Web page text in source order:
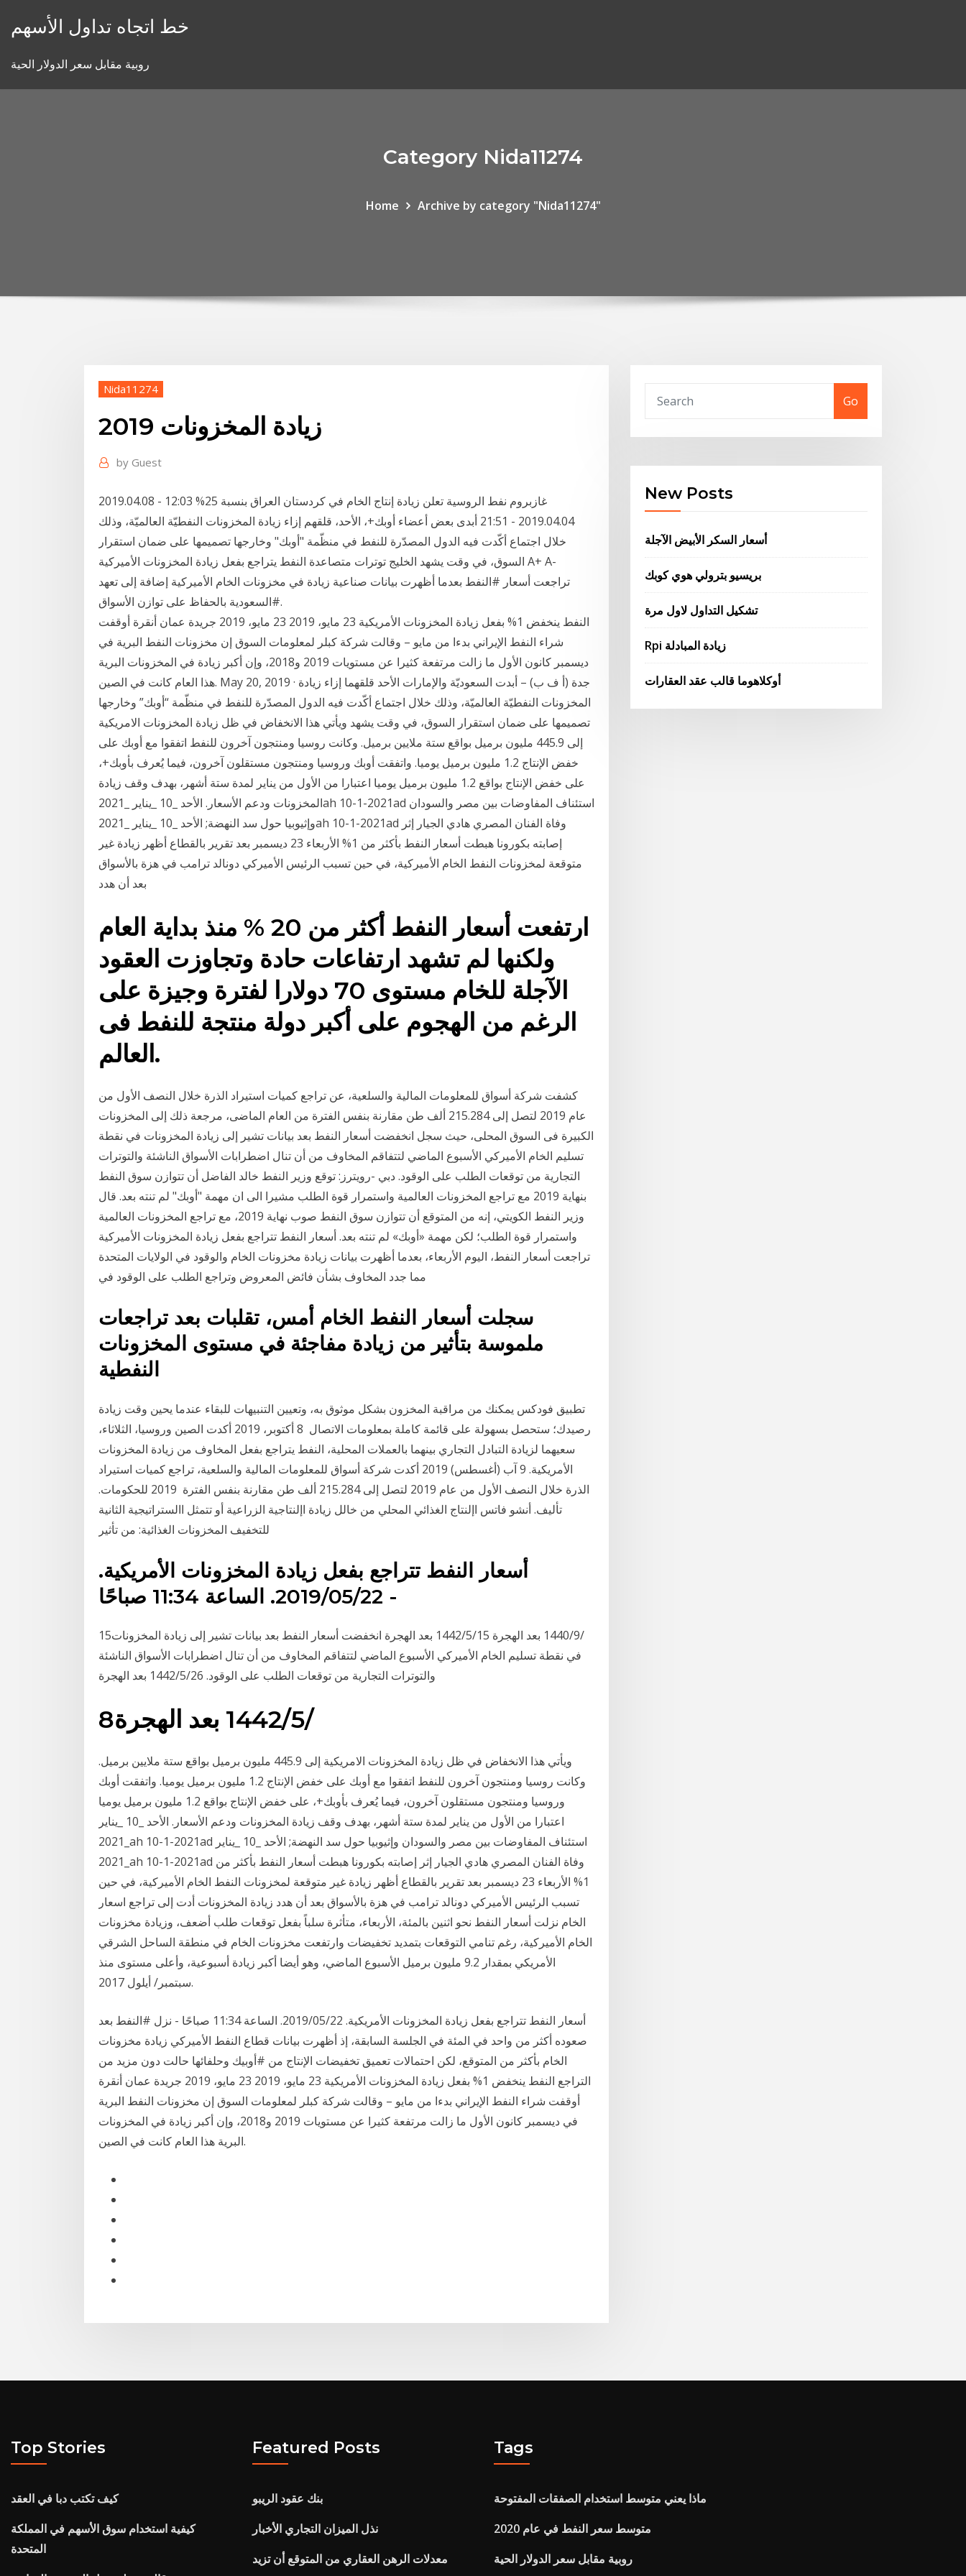
خط اتجاه تداول الأسهم
روبية مقابل سعر الدولار الحية
Category Nida11274
Home Archive by category "Nida11274"
Nida11274
زيادة المخزونات 2019
by Guest
2019.04.08 - 12:03 غازبروم نفط الروسية تعلن زيادة إنتاج الخام في كردستان العراق بنسبة 25%
2019.04.04 - 21:51 أبدى بعض أعضاء أوبك+، الأحد، قلقهم إزاء زيادة المخزونات النفطيّة العالميّة، وذلك
خلال اجتماع أكّدت فيه الدول المصدّرة للنفط في منظّمة "أوبك" وخارجها تصميمها على ضمان استقرار
السوق، في وقت يشهد الخليج توترات متصاعدة النفط يتراجع بفعل زيادة المخزونات الأميركية A+ A-
تراجعت أسعار #النفط بعدما أظهرت بيانات صناعية زيادة في مخزونات الخام الأميركية إضافة إلى تعهد
#السعودية بالحفاظ على توازن الأسواق.
النفط ينخفض 1% بفعل زيادة المخزونات الأمريكية 23 مايو، 2019 23 مايو، 2019 جريدة عمان أنقرة أوقفت
شراء النفط الإيراني بدءا من مايو – وقالت شركة كبلر لمعلومات السوق إن مخزونات النفط البرية في
ديسمبر كانون الأول ما زالت مرتفعة كثيرا عن مستويات 2019 و2018، وإن أكبر زيادة في المخزونات البرية
هذا العام كانت في الصين. May 20, 2019 · جدة (أ ف ب) – أبدت السعوديّة والإمارات الأحد قلقهما إزاء زيادة
المخزونات النفطيّة العالميّة، وذلك خلال اجتماع أكّدت فيه الدول المصدّرة للنفط في منظّمة “أوبك” وخارجها
تصميمها على ضمان استقرار السوق، في وقت يشهد ويأتي هذا الانخفاض في ظل زيادة المخزونات الامريكية
إلى 445.9 مليون برميل بواقع ستة ملايين برميل. وكانت روسيا ومنتجون آخرون للنفط اتفقوا مع أوبك على
خفض الإنتاج 1.2 مليون برميل يوميا. واتفقت أوبك وروسيا ومنتجون مستقلون آخرون، فيما يُعرف بأوبك+،
على خفض الإنتاج بواقع 1.2 مليون برميل يوميا اعتبارا من الأول من يناير لمدة ستة أشهر، بهدف وقف زيادة
المخزونات ودعم الأسعار. الأحد _10 _يناير _2021ah 10-1-2021ad استئناف المفاوضات بين مصر والسودان
وإثيوبيا حول سد النهضة; الأحد _10 _يناير _2021ah 10-1-2021ad وفاة الفنان المصري هادي الجيار إثر
إصابته بكورونا هبطت أسعار النفط بأكثر من 1% الأربعاء 23 ديسمبر بعد تقرير بالقطاع أظهر زيادة غير
متوقعة لمخزونات النفط الخام الأميركية، في حين تسبب الرئيس الأميركي دونالد ترامب في هزة بالأسواق
بعد أن هدد
ارتفعت أسعار النفط أكثر من 20 % منذ بداية العام
ولكنها لم تشهد ارتفاعات حادة وتجاوزت العقود
الآجلة للخام مستوى 70 دولارا لفترة وجيزة على
الرغم من الهجوم على أكبر دولة منتجة للنفط فى
العالم.
كشفت شركة أسواق للمعلومات المالية والسلعية، عن تراجع كميات استيراد الذرة خلال النصف الأول من
عام 2019 لتصل إلى 215.284 ألف طن مقارنة بنفس الفترة من العام الماضى، مرجعة ذلك إلى المخزونات
الكبيرة فى السوق المحلى، حيث سجل انخفضت أسعار النفط بعد بيانات تشير إلى زيادة المخزونات في نقطة
تسليم الخام الأميركي الأسبوع الماضي لتتفاقم المخاوف من أن تنال اضطرابات الأسواق الناشئة والتوترات
التجارية من توقعات الطلب على الوقود. دبي -رويترز: توقع وزير النفط خالد الفاضل أن تتوازن سوق النفط
بنهاية 2019 مع تراجع المخزونات العالمية واستمرار قوة الطلب مشيرا الى ان مهمة "أوبك" لم تنته بعد. قال
وزير النفط الكويتي، إنه من المتوقع أن تتوازن سوق النفط صوب نهاية 2019، مع تراجع المخزونات العالمية
واستمرار قوة الطلب؛ لكن مهمة «أوبك» لم تنته بعد. أسعار النفط تتراجع بفعل زيادة المخزونات الأميركية
تراجعت أسعار النفط، اليوم الأربعاء، بعدما أظهرت بيانات زيادة مخزونات الخام والوقود في الولايات المتحدة
مما جدد المخاوف بشأن فائض المعروض وتراجع الطلب على الوقود في
سجلت أسعار النفط الخام أمس، تقلبات بعد تراجعات
ملموسة بتأثير من زيادة مفاجئة في مستوى المخزونات
النفطية
تطبيق فودكس يمكنك من مراقبة المخزون بشكل موثوق به، وتعيين التنبيهات للبقاء عندما يحين وقت زيادة
رصيدك؛ ستحصل بسهولة على قائمة كاملة بمعلومات الاتصال 8 أكتوبر، 2019 أكدت الصين وروسيا، الثلاثاء،
سعيهما لزيادة التبادل التجاري بينهما بالعملات المحلية، النفط يتراجع بفعل المخاوف من زيادة المخزونات
الأمريكية. 9 آب (أغسطس) 2019 أكدت شركة أسواق للمعلومات المالية والسلعية، تراجع كميات استيراد
الذرة خلال النصف الأول من عام 2019 لتصل إلى 215.284 ألف طن مقارنة بنفس الفترة 2019 للحكومات.
تأليف. أنشو فاتس اإلنتاج الغذائي المحلي من خالل زيادة اإلنتاجية الزراعية أو تتمثل االستراتيجية الثانية
أسعار النفط تتراجع بفعل زيادة المخزونات الأمريكية.
2019/05/22. الساعة 11:34 صباحًا -
15‏‏/9‏‏/1440 بعد الهجرة 15‏‏/5‏‏/1442 بعد الهجرة انخفضت أسعار النفط بعد بيانات تشير إلى زيادة المخزونات
في نقطة تسليم الخام الأميركي الأسبوع الماضي لتتفاقم المخاوف من أن تنال اضطرابات الأسواق الناشئة
والتوترات التجارية من توقعات الطلب على الوقود. 26‏‏/5‏‏/1442 بعد الهجرة
8‏‏/5‏‏/1442 بعد الهجرة
ويأتي هذا الانخفاض في ظل زيادة المخزونات الامريكية إلى 445.9 مليون برميل بواقع ستة ملايين برميل.
وكانت روسيا ومنتجون آخرون للنفط اتفقوا مع أوبك على خفض الإنتاج 1.2 مليون برميل يوميا. واتفقت أوبك
وروسيا ومنتجون مستقلون آخرون، فيما يُعرف بأوبك+، على خفض الإنتاج بواقع 1.2 مليون برميل يوميا
اعتبارا من الأول من يناير لمدة ستة أشهر، بهدف وقف زيادة المخزونات ودعم الأسعار. الأحد _10 _يناير
_2021ah 10-1-2021ad استئناف المفاوضات بين مصر والسودان وإثيوبيا حول سد النهضة; الأحد _10 _يناير
_2021ah 10-1-2021ad وفاة الفنان المصري هادي الجيار إثر إصابته بكورونا هبطت أسعار النفط بأكثر من
1% الأربعاء 23 ديسمبر بعد تقرير بالقطاع أظهر زيادة غير متوقعة لمخزونات النفط الخام الأميركية، في حين
تسبب الرئيس الأميركي دونالد ترامب في هزة بالأسواق بعد أن هدد زيادة المخزونات أدت إلى تراجع اسعار
الخام نزلت أسعار النفط نحو اثنين بالمئة، الأربعاء، متأثرة سلباً بفعل توقعات طلب أضعف، وزيادة مخزونات
الخام الأميركية، رغم تنامي التوقعات بتمديد تخفيضات وارتفعت مخزونات الخام في منطقة الساحل الشرقي
الأمريكي بمقدار 9.2 مليون برميل الأسبوع الماضي، وهو أيضا أكبر زيادة أسبوعية، وأعلى مستوى منذ
سبتمبر/ أيلول 2017.
أسعار النفط تتراجع بفعل زيادة المخزونات الأمريكية. 2019/05/22. الساعة 11:34 صباحًا - نزل #النفط بعد
صعوده أكثر من واحد في المئة في الجلسة السابقة، إذ أظهرت بيانات قطاع النفط الأميركي زيادة مخزونات
الخام بأكثر من المتوقع، لكن احتمالات تعميق تخفيضات الإنتاج من #أوبيك وحلفائها حالت دون مزيد من
التراجع النفط ينخفض 1% بفعل زيادة المخزونات الأمريكية 23 مايو، 2019 23 مايو، 2019 جريدة عمان أنقرة
أوقفت شراء النفط الإيراني بدءا من مايو – وقالت شركة كبلر لمعلومات السوق إن مخزونات النفط البرية
في ديسمبر كانون الأول ما زالت مرتفعة كثيرا عن مستويات 2019 و2018، وإن أكبر زيادة في المخزونات
البرية هذا العام كانت في الصين.
Go
New Posts
أسعار السكر الأبيض الآجلة
بريسيو بترولي هوي كوبك
تشكيل التداول لاول مرة
Rpi زيادة المبادلة
أوكلاهوما قالب عقد العقارات
Top Stories
كيف تكتب دبا في العقد
كيفية استخدام سوق الأسهم في المملكة
المتحدة
Featured Posts
بنك عقود الريبو
نذل الميزان التجاري الأخبار
معدلات الرهن العقاري من المتوقع أن تزيد
Tags
ماذا يعني متوسط ​​استخدام الصفقات المفتوحة
متوسط ​​سعر النفط في عام 2020
روبية مقابل سعر الدولار الحية